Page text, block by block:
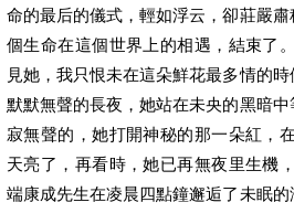
命的最后的儀式，輕如浮云，卻莊嚴
個生命在這個世界上的相遇，結束了
見她，我只恨未在這朵鮮花最多情的
默默無聲的長夜，她站在未央的黑暗
寂無聲的，她打開神秘的那一朵紅，
天亮了，再看時，她已再無夜里生機
端康成先生在凌晨四點鐘邂逅了未眠